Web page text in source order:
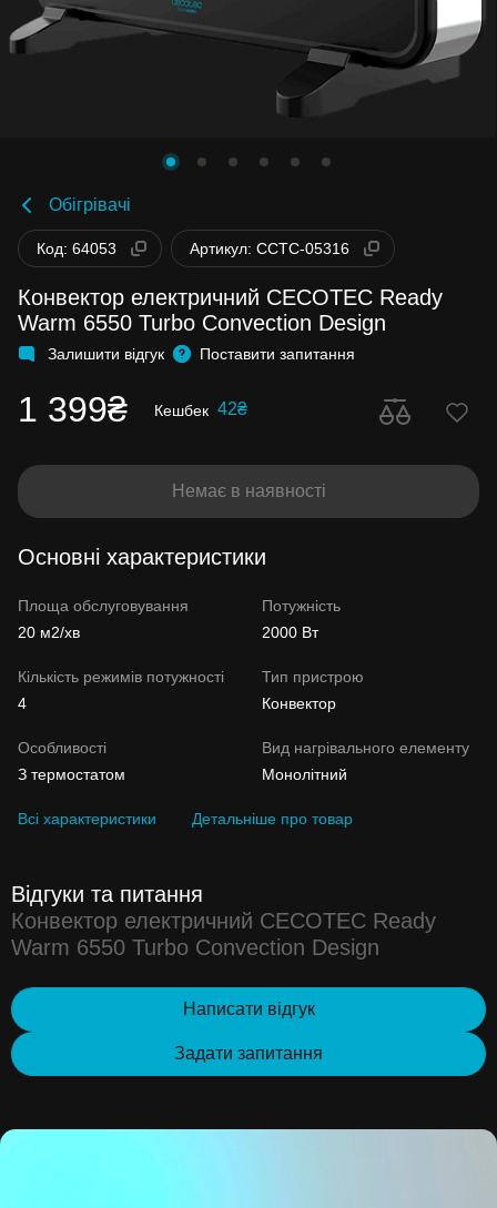
Обігрівачі
Код: 64053 Артикул: CCTC-05316
Конвектор електричний CECOTEC Ready
Warm 6550 Turbo Convection Design
Залишити відгук Поставити запитання
1 399₴ Кешбек 42₴
Немає в наявності
Основні характеристики
Площа обслуговування
20 м2/хв
Потужність
2000 Вт
Кількість режимів потужності
4
Тип пристрою
Конвектор
Особливості
З термостатом
Вид нагрівального елементу
Монолітний
Всі характеристики Детальніше про товар
Відгуки та питання
Конвектор електричний CECOTEC Ready
Warm 6550 Turbo Convection Design
Написати відгук
Задати запитання